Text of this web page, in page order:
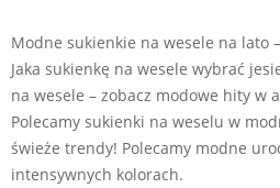
Modne sukienkie na wesele na lato
Jaka sukienkę na wesele wybrać
na wesele – zobacz modowe hity w
Polecamy sukienki na weselu w
świeże trendy! Polecamy modne
intensywnych kolorach.